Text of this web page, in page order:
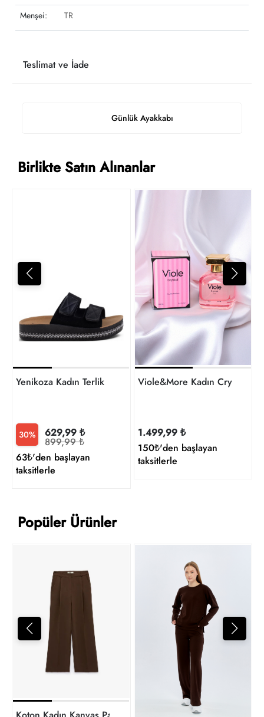
Günlük Ayakkabı
Menşei: TR
Teslimat ve İade
Birlikte Satın Alınanlar
Yenikoza Kadın Terlik
30% 629,99 ₺
899,99 ₺
63₺'den başlayan
taksitlerle
Viole&More Kadın Crystal
1.499,99 ₺
150₺'den başlayan
taksitlerle
Popüler Ürünler